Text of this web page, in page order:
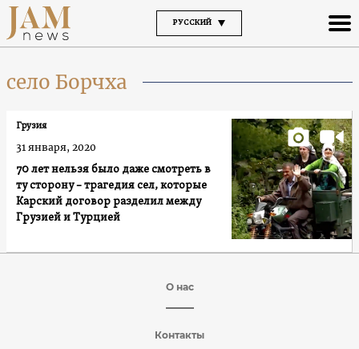
РУССКИЙ
село Борчха
70 лет нельзя было даже смотреть в
ту сторону – трагедия сел, которые
Карский договор разделил между
Грузией и Турцией
Грузия
31 января, 2020
О нас
Контакты